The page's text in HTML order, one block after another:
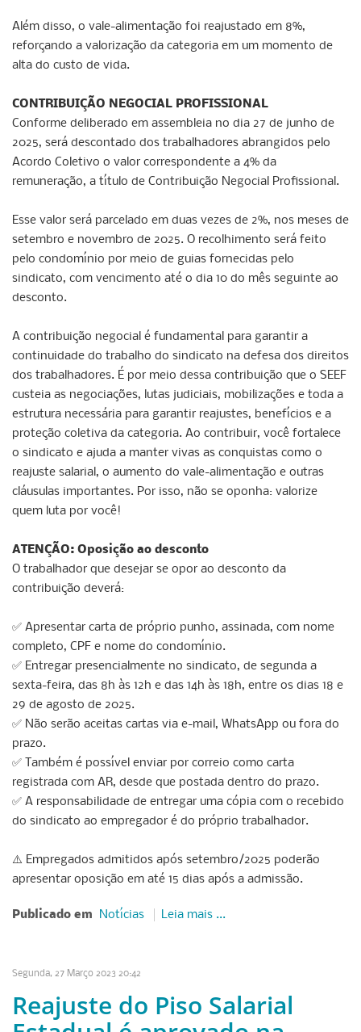
Além disso, o vale-alimentação foi reajustado em 8%,
reforçando a valorização da categoria em um momento de
alta do custo de vida.
CONTRIBUIÇÃO NEGOCIAL PROFISSIONAL
Conforme deliberado em assembleia no dia 27 de junho de
2025, será descontado dos trabalhadores abrangidos pelo
Acordo Coletivo o valor correspondente a 4% da
remuneração, a título de Contribuição Negocial Profissional.
Esse valor será parcelado em duas vezes de 2%, nos meses de
setembro e novembro de 2025. O recolhimento será feito
pelo condomínio por meio de guias fornecidas pelo
sindicato, com vencimento até o dia 10 do mês seguinte ao
desconto.
A contribuição negocial é fundamental para garantir a
continuidade do trabalho do sindicato na defesa dos direitos
dos trabalhadores. É por meio dessa contribuição que o SEEF
custeia as negociações, lutas judiciais, mobilizações e toda a
estrutura necessária para garantir reajustes, benefícios e a
proteção coletiva da categoria. Ao contribuir, você fortalece
o sindicato e ajuda a manter vivas as conquistas como o
reajuste salarial, o aumento do vale-alimentação e outras
cláusulas importantes. Por isso, não se oponha: valorize
quem luta por você!
ATENÇÃO: Oposição ao desconto
O trabalhador que desejar se opor ao desconto da
contribuição deverá:
✅ Apresentar carta de próprio punho, assinada, com nome
completo, CPF e nome do condomínio.
✅ Entregar presencialmente no sindicato, de segunda a
sexta-feira, das 8h às 12h e das 14h às 18h, entre os dias 18 e
29 de agosto de 2025.
✅ Não serão aceitas cartas via e-mail, WhatsApp ou fora do
prazo.
✅ Também é possível enviar por correio como carta
registrada com AR, desde que postada dentro do prazo.
✅ A responsabilidade de entregar uma cópia com o recebido
do sindicato ao empregador é do próprio trabalhador.
⚠️ Empregados admitidos após setembro/2025 poderão
apresentar oposição em até 15 dias após a admissão.
Publicado em Notícias Leia mais ...
Segunda, 27 Março 2023 20:42
Reajuste do Piso Salarial